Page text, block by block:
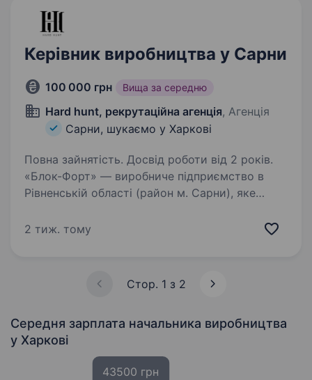
інвалідністю…
Керівник виробництва у Сарни
100 000 грн Вища за середню
Hard hunt, рекрутаційна агенція, Агенція
Сарни, шукаємо у Харкові
Повна зайнятість. Досвід роботи від 2 років.
«Блок-Форт» — виробниче підприємство в
Рівненській області (район м. Сарни), яке
плитки, будівельних блоків, елементів для
2 тиж. тому
Стор. 1 з 2
Середня зарплата начальника виробництва
у Харкові
43500 грн